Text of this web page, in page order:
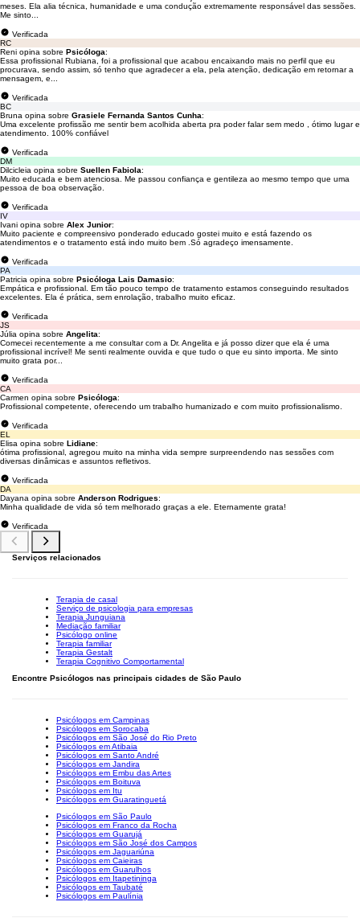
meses. Ela alia técnica, humanidade e uma condução extremamente responsável das sessões.
Me sinto...
Verificada
RC
Reni opina sobre Psicóloga:
Essa profissional Rubiana, foi a profissional que acabou encaixando mais no perfil que eu
procurava, sendo assim, só tenho que agradecer a ela, pela atenção, dedicação em retornar a
mensagem, e...
Verificada
BC
Bruna opina sobre Grasiele Fernanda Santos Cunha:
Uma excelente profissão me sentir bem acolhida aberta pra poder falar sem medo , ótimo lugar e
atendimento. 100% confiável
Verificada
DM
Dilcicleia opina sobre Suellen Fabiola:
Muito educada e bem atenciosa. Me passou confiança e gentileza ao mesmo tempo que uma
pessoa de boa observação.
Verificada
IV
Ivani opina sobre Alex Junior:
Muito paciente e compreensivo ponderado educado gostei muito e está fazendo os
atendimentos e o tratamento está indo muito bem .Só agradeço imensamente.
Verificada
PA
Patricia opina sobre Psicóloga Lais Damasio:
Empática e profissional. Em tão pouco tempo de tratamento estamos conseguindo resultados
excelentes. Ela é prática, sem enrolação, trabalho muito eficaz.
Verificada
JS
Júlia opina sobre Angelita:
Comecei recentemente a me consultar com a Dr. Angelita e já posso dizer que ela é uma
profissional incrível! Me senti realmente ouvida e que tudo o que eu sinto importa. Me sinto
muito grata por...
Verificada
CA
Carmen opina sobre Psicóloga:
Profissional competente, oferecendo um trabalho humanizado e com muito profissionalismo.
Verificada
EL
Elisa opina sobre Lidiane:
ótima profissional, agregou muito na minha vida sempre surpreendendo nas sessões com
diversas dinâmicas e assuntos refletivos.
Verificada
DA
Dayana opina sobre Anderson Rodrigues:
Minha qualidade de vida só tem melhorado graças a ele. Eternamente grata!
Verificada
Serviços relacionados
Terapia de casal
Serviço de psicologia para empresas
Terapia Junguiana
Mediação familiar
Psicólogo online
Terapia familiar
Terapia Gestalt
Terapia Cognitivo Comportamental
Encontre Psicólogos nas principais cidades de São Paulo
Psicólogos em Campinas
Psicólogos em Sorocaba
Psicólogos em São José do Rio Preto
Psicólogos em Atibaia
Psicólogos em Santo André
Psicólogos em Jandira
Psicólogos em Embu das Artes
Psicólogos em Boituva
Psicólogos em Itu
Psicólogos em Guaratinguetá
Psicólogos em São Paulo
Psicólogos em Franco da Rocha
Psicólogos em Guarujá
Psicólogos em São José dos Campos
Psicólogos em Jaguariúna
Psicólogos em Caieiras
Psicólogos em Guarulhos
Psicólogos em Itapetininga
Psicólogos em Taubaté
Psicólogos em Paulínia